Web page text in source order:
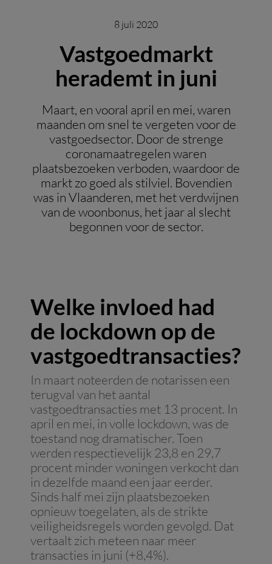
8 juli 2020
Vastgoedmarkt
herademt in juni
Maart, en vooral april en mei, waren
maanden om snel te vergeten voor de
vastgoedsector. Door de strenge
coronamaatregelen waren
plaatsbezoeken verboden, waardoor de
markt zo goed als stilviel. Bovendien
was in Vlaanderen, met het verdwijnen
van de woonbonus, het jaar al slecht
begonnen voor de sector.
Welke invloed had
de lockdown op de
vastgoedtransacties?
In maart noteerden de notarissen een
terugval van het aantal
vastgoedtransacties met 13 procent. In
april en mei, in volle lockdown, was de
toestand nog dramatischer. Toen
werden respectievelijk 23,8 en 29,7
procent minder woningen verkocht dan
in dezelfde maand een jaar eerder.
Sinds half mei zijn plaatsbezoeken
opnieuw toegelaten, als de strikte
veiligheidsregels worden gevolgd. Dat
vertaalt zich meteen naar meer
transacties in juni (+8,4%).